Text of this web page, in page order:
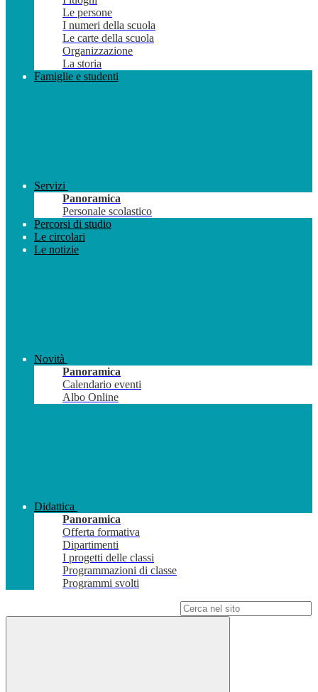
Le persone
I numeri della scuola
Le carte della scuola
Organizzazione
La storia
Famiglie e studenti
Servizi
Panoramica
Personale scolastico
Percorsi di studio
Le circolari
Le notizie
Novità
Panoramica
Calendario eventi
Albo Online
Didattica
Panoramica
Offerta formativa
Dipartimenti
I progetti delle classi
Programmazioni di classe
Programmi svolti